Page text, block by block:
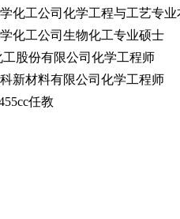
化工公司化学工程与工艺专
化工公司生物化工专业硕士
工股份有限公司化学工程师
新材料有限公司化学工程师
任教